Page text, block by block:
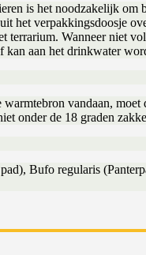
is het noodzakelijk
verpakkingsdoosje
terrarium. Wanneer
aan het drinkwater
vandaan,
onder de 18 graden
Bufo regularis